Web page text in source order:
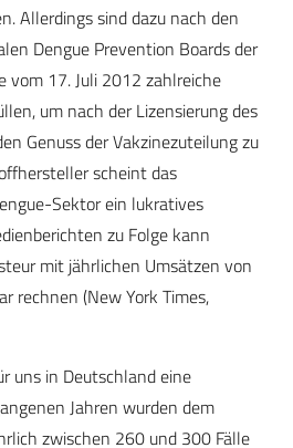
Allerdings sind dazu nach den
Dengue Prevention Boards der
vom 17. Juli 2012 zahlreiche
um nach der Lizensierung des
Genuss der Vakzinezuteilung zu
scheint das
Sektor ein lukratives
zu Folge kann
mit jährlichen Umsätzen von
rechnen (New York Times,
uns in Deutschland eine
Jahren wurden dem
zwischen 260 und 300 Fälle